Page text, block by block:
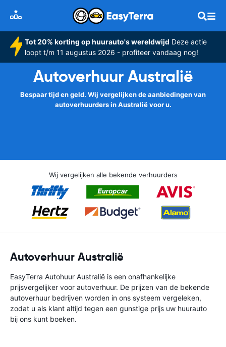
Tot 20% korting op huurauto's wereldwijd Deze actie
loopt t/m 11 augustus 2026 - profiteer vandaag nog!
Autoverhuur Australië
Bespaar tijd en geld. Wij vergelijken de aanbiedingen van
autoverhuurders in Australië voor u.
Wij vergelijken alle bekende verhuurders
Autoverhuur Australië
EasyTerra Autohuur Australië is een onafhankelijke
prijsvergelijker voor autoverhuur. De prijzen van de bekende
autoverhuur bedrijven worden in ons systeem vergeleken,
zodat u als klant altijd tegen een gunstige prijs uw huurauto
bij ons kunt boeken.